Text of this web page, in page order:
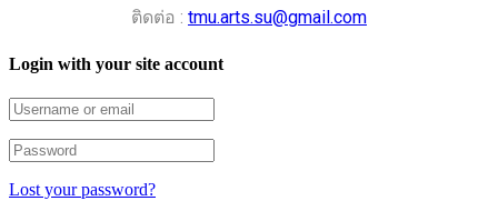
ติดต่อ : tmu.arts.su@gmail.com
Login with your site account
Lost your password?